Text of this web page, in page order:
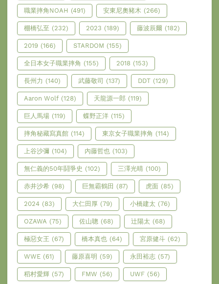
職業摔角NOAH (491) 安東尼奧豬木 (266)
棚橋弘至 (232) 2023 (189) 藤波辰爾 (182)
2019 (166) STARDOM (155)
全日本女子職業摔角 (155) 2018 (153)
長州力 (140) 武藤敬司 (137) DDT (129)
Aaron Wolf (128) 天龍源一郎 (119)
巨人馬場 (119) 蝶野正洋 (115)
摔角秘藏寫真館 (114) 東京女子職業摔角 (114)
上谷沙彌 (104) 內藤哲也 (103)
無仁義的50年鬪爭史 (102) 三澤光晴 (100)
赤井沙希 (98) 巨無霸鶴田 (87) 虎面 (85)
2024 (83) 大仁田厚 (79) 小橋建太 (76)
OZAWA (75) 佐山聰 (68) 辻陽太 (68)
極惡女王 (67) 橋本真也 (64) 宮原健斗 (62)
WWE (61) 藤原喜明 (59) 永田裕志 (57)
稻村愛輝 (57) FMW (56) UWF (56)